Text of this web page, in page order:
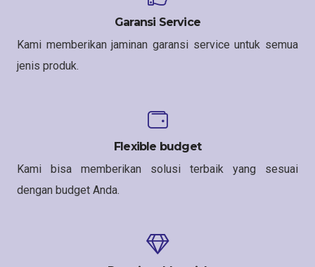
Garansi Service
Kami memberikan jaminan garansi service untuk semua
jenis produk.
Flexible budget
Kami bisa memberikan solusi terbaik yang sesuai
dengan budget Anda.